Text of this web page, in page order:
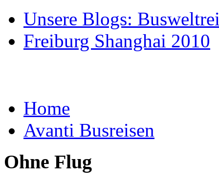
Unsere Blogs:
Freiburg Shanghai 2010
Home
Avanti Busreisen
Ohne Flug